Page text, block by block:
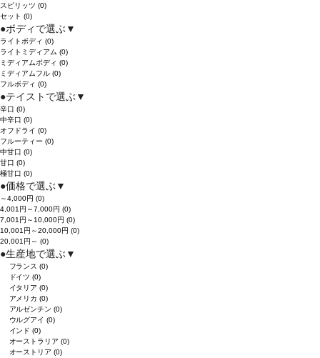
スピリッツ (0)
セット (0)
●ボディで選ぶ ▼
ライトボディ (0)
ライトミディアム (0)
ミディアムボディ (0)
ミディアムフル (0)
フルボディ (0)
●テイストで選ぶ ▼
辛口 (0)
中辛口 (0)
オフドライ (0)
フルーティー (0)
中甘口 (0)
甘口 (0)
極甘口 (0)
●価格で選ぶ ▼
～4,000円 (0)
4,001円～7,000円 (0)
7,001円～10,000円 (0)
10,001円～20,000円 (0)
20,001円～ (0)
●生産地で選ぶ ▼
フランス(0)
ドイツ(0)
イタリア(0)
アメリカ(0)
アルゼンチン(0)
ウルグアイ(0)
インド(0)
オーストラリア(0)
オーストリア(0)